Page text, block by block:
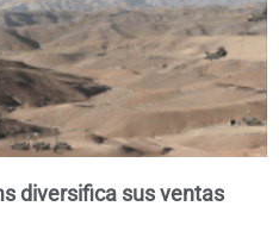
diversifica sus ventas